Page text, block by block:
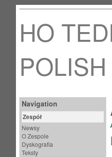
HO
Navigation
Zespół
Newsy
O Zespole
Dyskografia
Teksty